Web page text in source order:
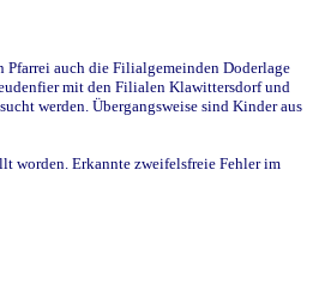
Pfarrei auch die Filialgemeinden Doderlage
mit den Filialen Klawittersdorf und
werden. Übergangsweise sind Kinder aus
worden. Erkannte zweifelsfreie Fehler im